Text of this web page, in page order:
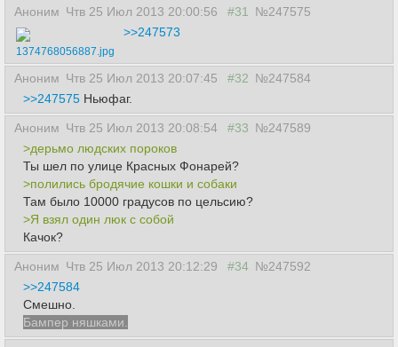
Аноним Чтв 25 Июл 2013 20:00:56 #31 №247575
1374768056887.jpg
>>247573
Аноним Чтв 25 Июл 2013 20:07:45 #32 №247584
>>247575 Ньюфаг.
Аноним Чтв 25 Июл 2013 20:08:54 #33 №247589
>дерьмо людских пороков
Ты шел по улице Красных Фонарей?
>полились бродячие кошки и собаки
Там было 10000 градусов по цельсию?
>Я взял один люк с собой
Качок?
Аноним Чтв 25 Июл 2013 20:12:29 #34 №247592
>>247584
Смешно.
Бампер няшками.